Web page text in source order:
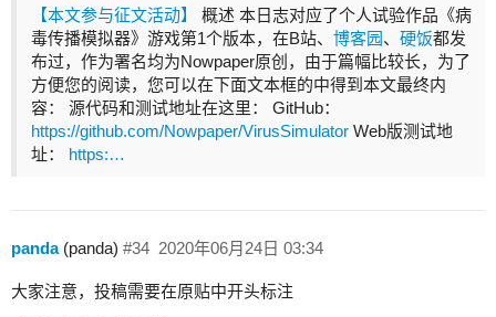
【本文参与征文活动】
概述 本日志对应了个人试验作品《病
毒传播模拟器》游戏第1个版本，在B站、 博客园、 硬饭都发
布过，作为署名均为Nowpaper原创，由于篇幅比较长，为了
方便您的阅读，您可以在下面文本框的中得到本文最终内
容： 源代码和测试地址在这里： GitHub：
https://github.com/Nowpaper/VirusSimulator Web版测试地
址： https:…
panda(panda) 2020年06月24日 03:34
#34
大家注意，投稿需要在原贴中开头标注